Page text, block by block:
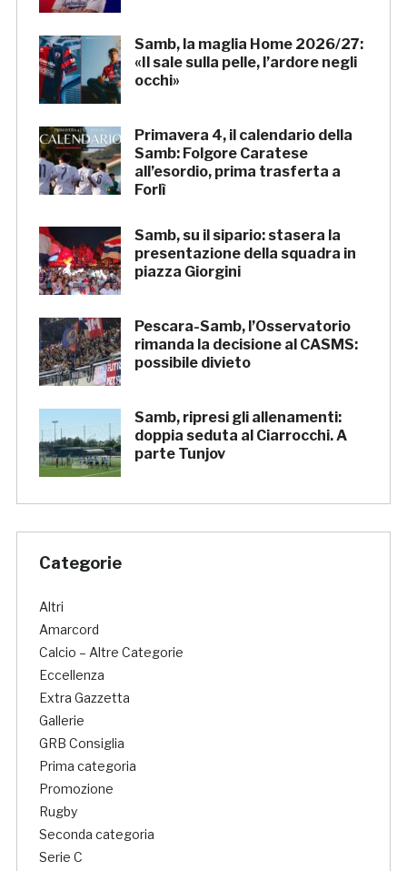
Samb, la maglia Home 2026/27:
«Il sale sulla pelle, l’ardore negli
occhi»
Primavera 4, il calendario della
Samb: Folgore Caratese
all’esordio, prima trasferta a
Forlì
Samb, su il sipario: stasera la
presentazione della squadra in
piazza Giorgini
Pescara-Samb, l’Osservatorio
rimanda la decisione al CASMS:
possibile divieto
Samb, ripresi gli allenamenti:
doppia seduta al Ciarrocchi. A
parte Tunjov
Categorie
Altri
Amarcord
Calcio – Altre Categorie
Eccellenza
Extra Gazzetta
Gallerie
GRB Consiglia
Prima categoria
Promozione
Rugby
Seconda categoria
Serie C